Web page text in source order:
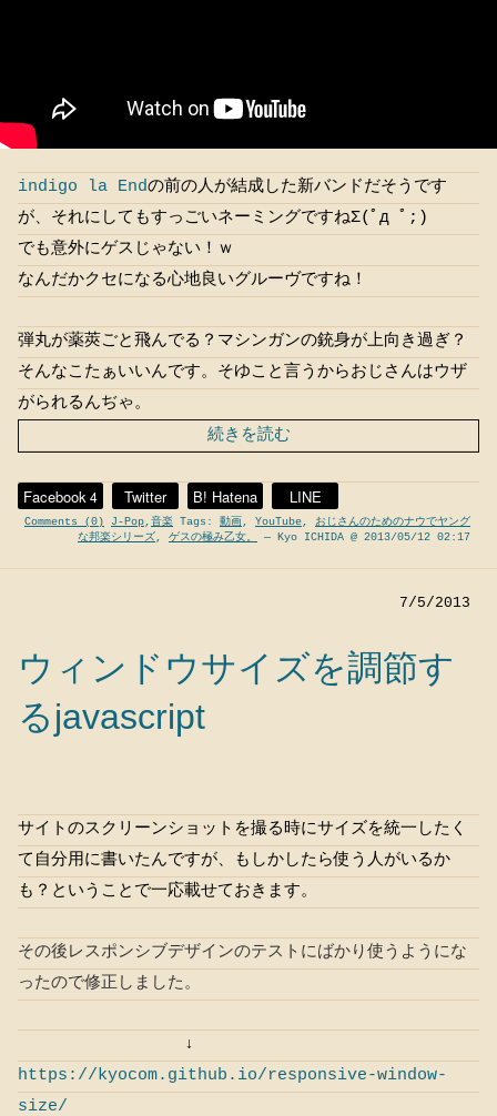
indigo la Endの前の人が結成した新バンドだそうです
が、それにしてもすっごいネーミングですねΣ(ﾟд ﾟ;)
でも意外にゲスじゃない！ｗ
なんだかクセになる心地良いグルーヴですね！
弾丸が薬莢ごと飛んでる？マシンガンの銃身が上向き過ぎ？
そんなこたぁいいんです。そゆこと言うからおじさんはウザ
がられるんぢゃ。
続きを読む
Facebook 4 Twitter B! Hatena LINE
Comments (0) J-Pop,音楽 Tags: 動画 , YouTube, おじさんのためのナウでヤング
な邦楽シリーズ, ゲスの極み乙女。 — Kyo ICHIDA @ 2013/05/12 02:17
7/5/2013
ウィンドウサイズを調節す
るjavascript
サイトのスクリーンショットを撮る時にサイズを統一したく
て自分用に書いたんですが、もしかしたら使う人がいるか
も？ということで一応載せておきます。
その後レスポンシブデザインのテストにばかり使うようにな
ったので修正しました。
↓
https://kyocom.github.io/responsive-window-
size/